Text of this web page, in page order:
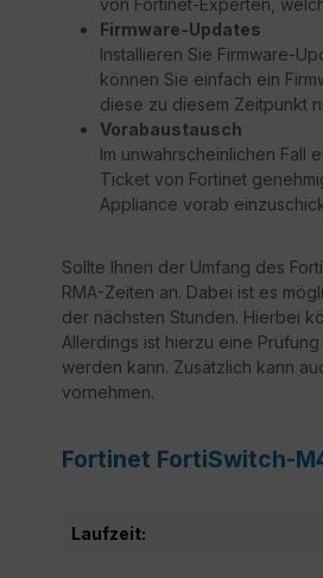
von Fortinet-Experten,
Firmware-Updates
Installieren Sie Firmware-
können Sie einfach ein
diese zu diesem Zeitpunkt
Vorabaustausch
Im unwahrscheinlichen Fall
Ticket von Fortinet
Appliance vorab
Sollte Ihnen der Umfang des
RMA-Zeiten an. Dabei ist es
der nächsten Stunden. Hierbei
Allerdings ist hierzu eine
werden kann. Zusätzlich kann
vornehmen.
Fortinet FortiSwitch-
Laufzeit: